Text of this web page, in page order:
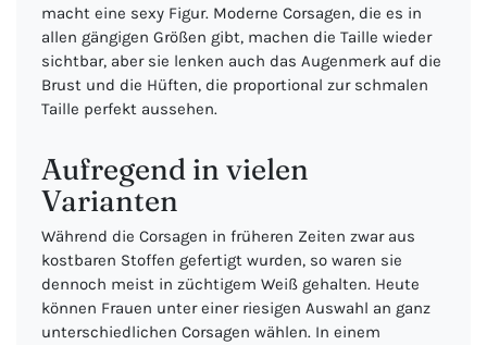
macht eine sexy Figur. Moderne Corsagen, die es in
allen gängigen Größen gibt, machen die Taille wieder
sichtbar, aber sie lenken auch das Augenmerk auf die
Brust und die Hüften, die proportional zur schmalen
Taille perfekt aussehen.
Aufregend in vielen
Varianten
Während die Corsagen in früheren Zeiten zwar aus
kostbaren Stoffen gefertigt wurden, so waren sie
dennoch meist in züchtigem Weiß gehalten. Heute
können Frauen unter einer riesigen Auswahl an ganz
unterschiedlichen Corsagen wählen. In einem